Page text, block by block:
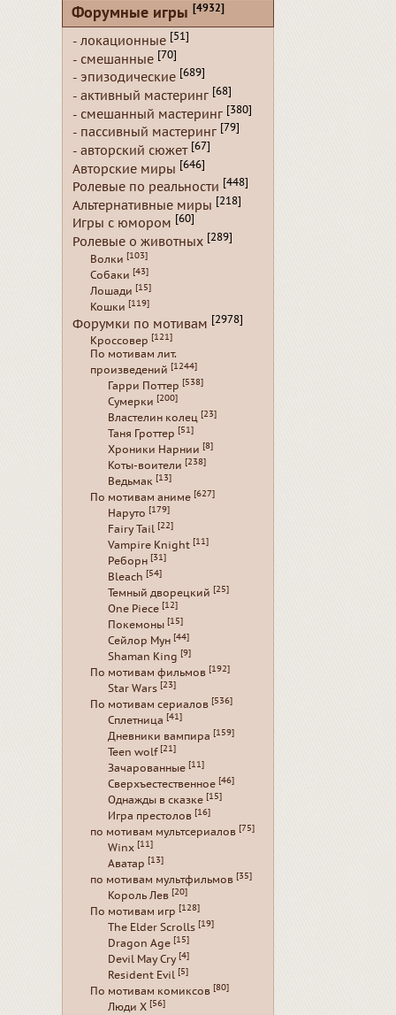
Форумные игры [4932]
- локационные [51]
- смешанные [70]
- эпизодические [689]
- активный мастеринг [68]
- смешанный мастеринг [380]
- пассивный мастеринг [79]
- авторский сюжет [67]
Авторские миры [646]
Ролевые по реальности [448]
Альтернативные миры [218]
Игры с юмором [60]
Ролевые о животных [289]
Волки [103]
Собаки [43]
Лошади [15]
Кошки [119]
Форумки по мотивам [2978]
Кроссовер [121]
По мотивам лит.
произведений [1244]
Гарри Поттер [538]
Сумерки [200]
Властелин колец [23]
Таня Гроттер [51]
Хроники Нарнии [8]
Коты-воители [238]
Ведьмак [13]
По мотивам аниме [627]
Наруто [179]
Fairy Tail [22]
Vampire Knight [11]
Реборн [31]
Bleach [54]
Темный дворецкий [25]
One Piece [12]
Покемоны [15]
Сейлор Мун [44]
Shaman King [9]
По мотивам фильмов [192]
Star Wars [23]
По мотивам сериалов [536]
Сплетница [41]
Дневники вампира [159]
Teen wolf [21]
Зачарованные [11]
Сверхъестественное [46]
Однажды в сказке [15]
Игра престолов [16]
по мотивам мультсериалов [75]
Winx [11]
Аватар [13]
по мотивам мультфильмов [35]
Король Лев [20]
По мотивам игр [128]
The Elder Scrolls [19]
Dragon Age [15]
Devil May Cry [4]
Resident Evil [5]
По мотивам комиксов [80]
Люди Х [56]